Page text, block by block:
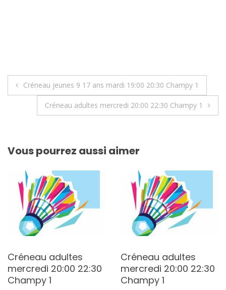
Navigation
Créneau jeunes 9 17 ans mardi 19:00 20:30 Champy 1
Créneau adultes mercredi 20:00 22:30 Champy 1
Vous pourrez aussi aimer
Créneau adultes
mercredi 20:00 22:30
Champy 1
Créneau adultes
mercredi 20:00 22:30
Champy 1